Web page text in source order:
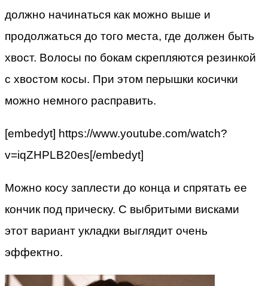
должно начинаться как можно выше и
продолжаться до того места, где должен быть
хвост. Волосы по бокам скрепляются резинкой
с хвостом косы. При этом перышки косички
можно немного расправить.
[embedyt] https://www.youtube.com/watch?
v=iqZHPLB20es[/embedyt]
Можно косу заплести до конца и спрятать ее
кончик под прическу. С выбритыми висками
этот вариант укладки выглядит очень
эффектно.